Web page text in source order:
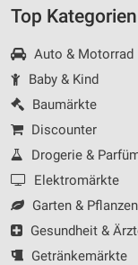
Top Kategorien
Auto & Motorrad
Baby & Kind
Baumärkte
Discounter
Drogerie &
Elektromärkte
Garten & Pflanzen
Gesundheit &
Getränkemärkte